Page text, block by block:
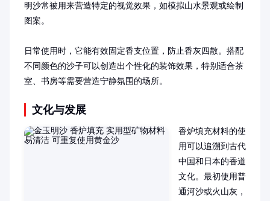
明沙常被用来营造特定的视觉效果，如模拟山水景观或绘制
图案。
日常使用时，它能有效固定香支位置，防止香灰四散。搭配
不同颜色的沙子可以创造出个性化的装饰效果，特别适合茶
室、书房等需要营造宁静氛围的场所。
文化与发展
香炉填充材料的使
用可以追溯到古代
中国和日本的香道
文化。最初使用普
通河沙或火山灰，